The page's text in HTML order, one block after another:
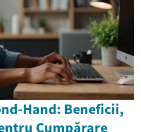
Hand: Beneficii,
Cumpărare